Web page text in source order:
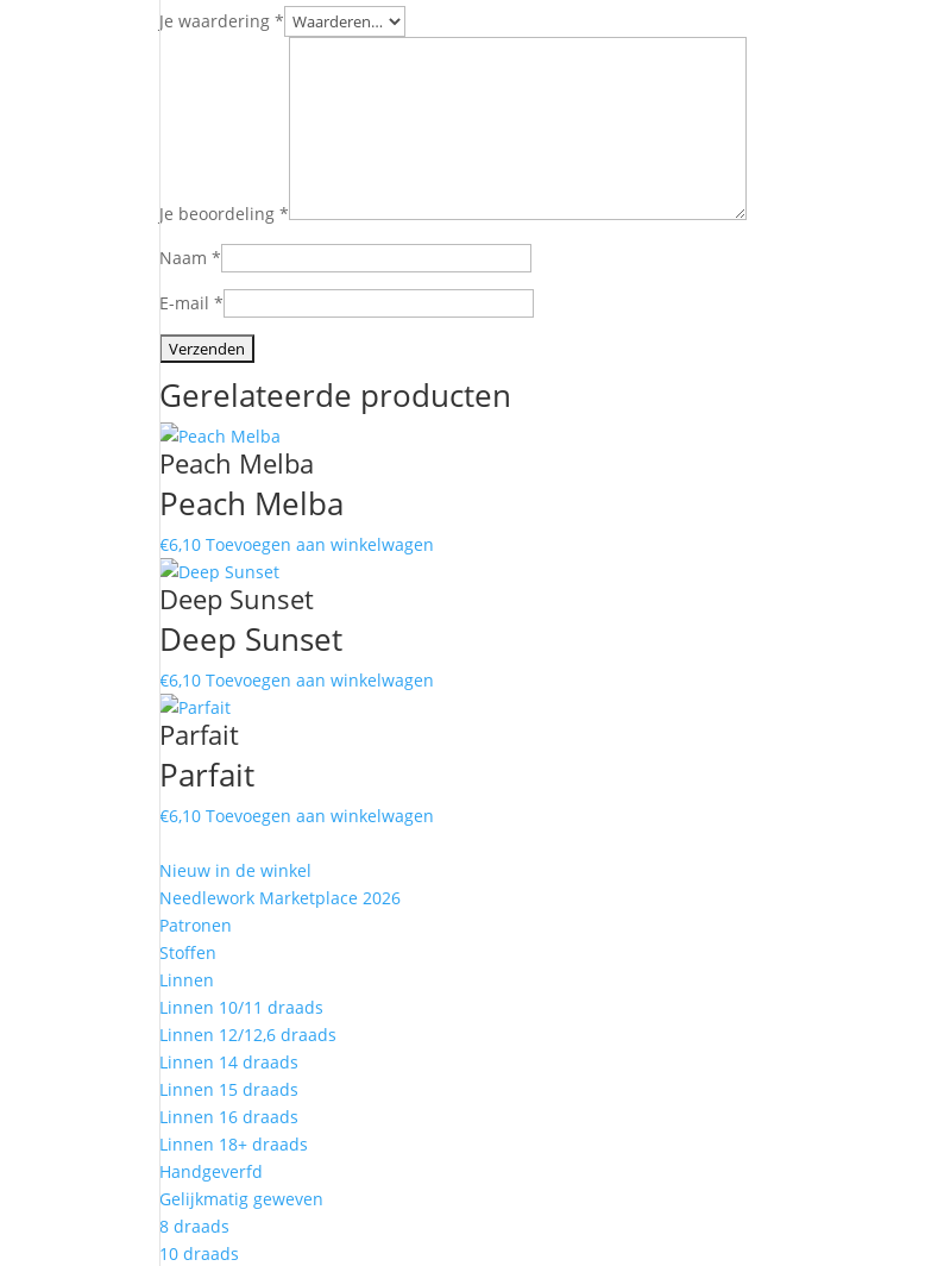
Je waardering*
Je beoordeling*
Naam*
E-mail*
Gerelateerde producten
Peach Melba
Peach Melba
€6,10 Toevoegen aan winkelwagen
Deep Sunset
Deep Sunset
€6,10 Toevoegen aan winkelwagen
Parfait
Parfait
€6,10 Toevoegen aan winkelwagen
Nieuw in de winkel
Needlework Marketplace 2026
Patronen
Stoffen
Linnen
Linnen 10/11 draads
Linnen 12/12,6 draads
Linnen 14 draads
Linnen 15 draads
Linnen 16 draads
Linnen 18+ draads
Handgeverfd
Gelijkmatig geweven
8 draads
10 draads